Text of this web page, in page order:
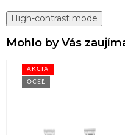
High-contrast mode
Mohlo by Vás
AKCIA
OCEĽ